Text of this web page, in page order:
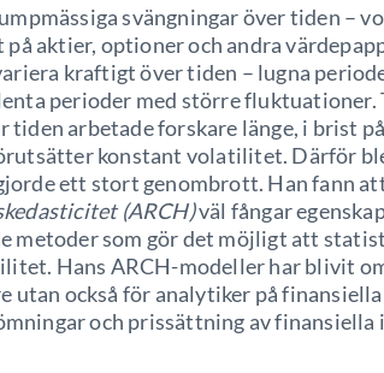
svängningar över tiden –
aktier, optioner och andra
kraftigt över tiden – lugna
perioder med större fluktuationer.
arbetade forskare länge, i brist
konstant volatilitet. Därför
ett stort genombrott. Han fann
(ARCH)väl fångar
metoder som gör det möjligt att
Hans ARCH-modeller har blivit
utan också för analytiker på
och prissättning av